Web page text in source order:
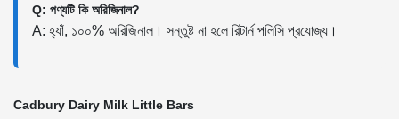
Q: পণ্যটি কি অরিজিনাল?
A: হ্যাঁ, ১০০% অরিজিনাল। সন্তুষ্ট না হলে রিটার্ন পলিসি প্রযোজ্য।
Cadbury Dairy Milk Little Bars